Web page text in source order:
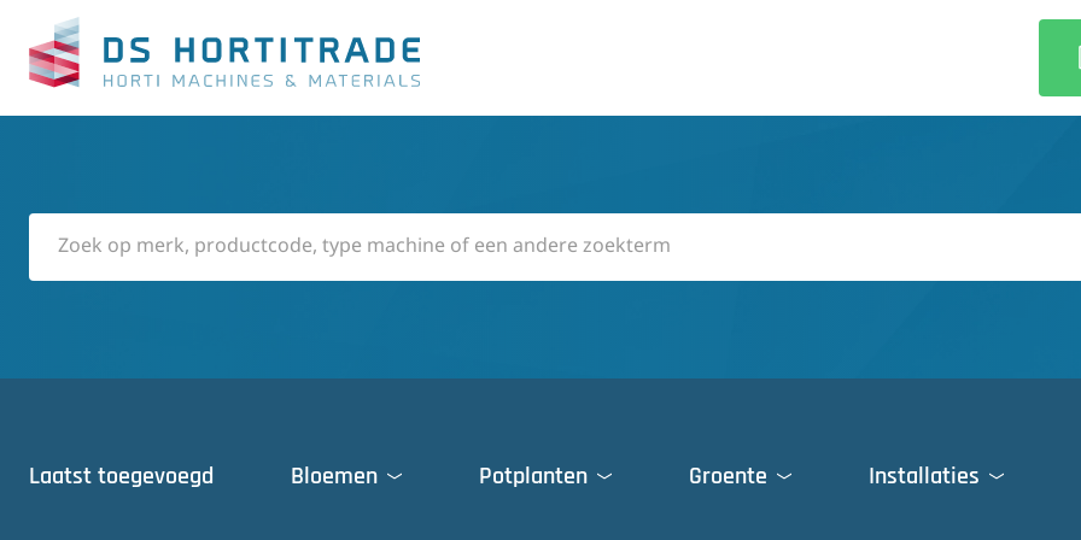
Laatst toegevoegd Bloemen Potplanten
Groente
Installaties